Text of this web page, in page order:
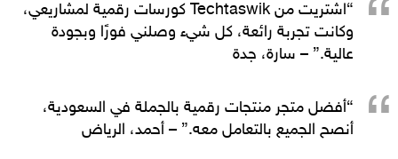
“اشتريت من Techtaswik كورسات رقمية لمشاريعي،
وكانت تجربة رائعة، كل شيء وصلني فورًا وبجودة
عالية.” – سارة، جدة
“أفضل متجر منتجات رقمية بالجملة في السعودية،
أنصح الجميع بالتعامل معه.” – أحمد، الرياض